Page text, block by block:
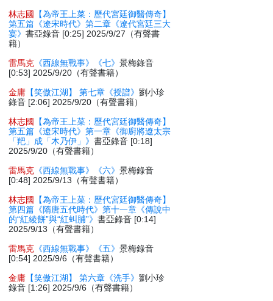
林志國
【為帝王上菜：歷代宮廷御醫傳奇】
第五篇《遼宋時代》第二章《遼代宮廷三大
宴》書亞錄音 [0:25] 2025/9/27（有聲書
籍）
雷馬克 《西線無戰事》《七》景梅錄音
[0:53] 2025/9/20（有聲書籍）
金庸 【笑傲江湖】 第七章《授譜》劉小珍
錄音 [2:06] 2025/9/20（有聲書籍）
林志國
【為帝王上菜：歷代宮廷御醫傳奇】
第五篇《遼宋時代》第一章《御廚將遼太宗
「羓」成「木乃伊」》書亞錄音 [0:18]
2025/9/20（有聲書籍）
雷馬克 《西線無戰事》《六》景梅錄音
[0:48] 2025/9/13（有聲書籍）
林志國
【為帝王上菜：歷代宮廷御醫傳奇】
第四篇《隋唐五代時代》第十一章《傳說中
的“紅綾餅”與“紅虯脯”》書亞錄音 [0:14]
2025/9/13（有聲書籍）
雷馬克 《西線無戰事》《五》景梅錄音
[0:54] 2025/9/6（有聲書籍）
金庸 【笑傲江湖】 第六章《洗手》劉小珍
錄音 [1:26] 2025/9/6（有聲書籍）